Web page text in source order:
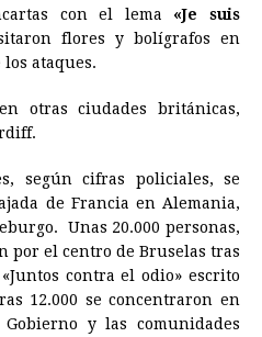
con el lema «Je suis
flores y bolígrafos en
ataques.
otras ciudades británicas,
según cifras policiales, se
de Francia en Alemania,
Unas 20.000 personas,
por el centro de Bruselas tras
contra el odio» escrito
12.000 se concentraron en
y las comunidades